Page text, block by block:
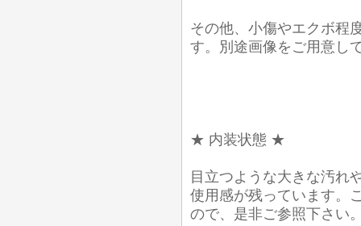
その他、小傷やエクボ程
す。別途画像をご用意し
★ 内装状態 ★
目立つような大きな汚れ
使用感が残っています。
ので、是非ご参照下さい